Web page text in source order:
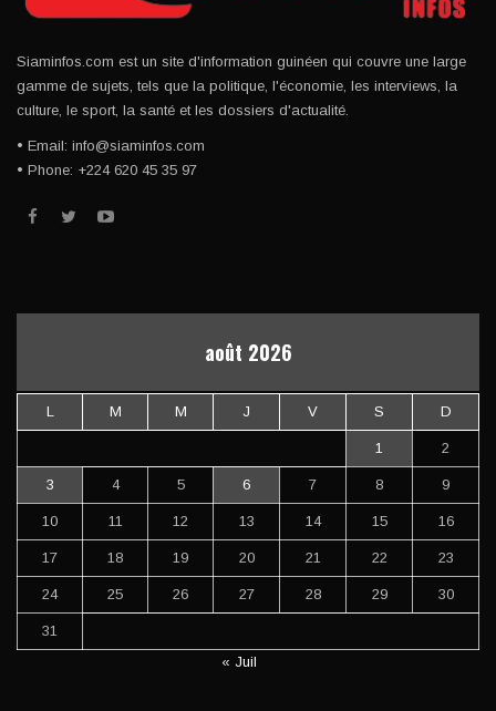
Siaminfos.com est un site d'information guinéen qui couvre une large
gamme de sujets, tels que la politique, l'économie, les interviews, la
culture, le sport, la santé et les dossiers d'actualité.
• Email: info@siaminfos.com
• Phone: +224 620 45 35 97
août 2026
L M M J V S D
1 2
3 4 5 6 7 8 9
10 11 12 13 14 15 16
17 18 19 20 21 22 23
24 25 26 27 28 29 30
31
« Juil